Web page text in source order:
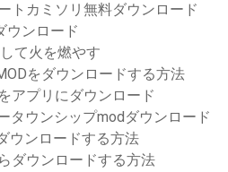
トカミソリ無料ダウンロード
ウンロード
て火を燃やす
をダウンロードする方法
アプリにダウンロード
タウンシップmodダウンロード
ウンロードする方法
ダウンロードする方法